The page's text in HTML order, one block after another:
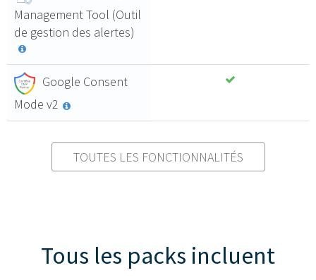
Management Tool (Outil
de gestion des alertes)
Google Consent
Mode v2
TOUTES LES FONCTIONNALITÉS
Tous les packs incluent